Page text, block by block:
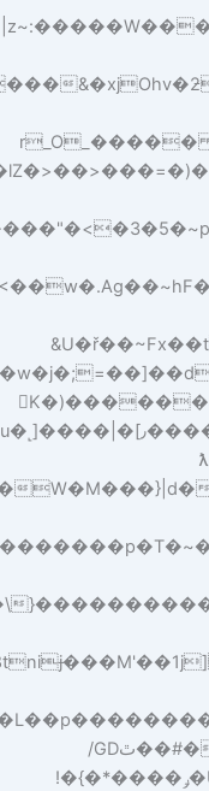
��Kq���#�z�5�J�̧�����k:͚��oTˍo|w���szct��5<��w�.Ag��~hF�y�������.����g����4s�ܨ�w����:�����������I�f�K6k��1:��o�;�h�� iˋ+�ڨ\^�3�T��"z��